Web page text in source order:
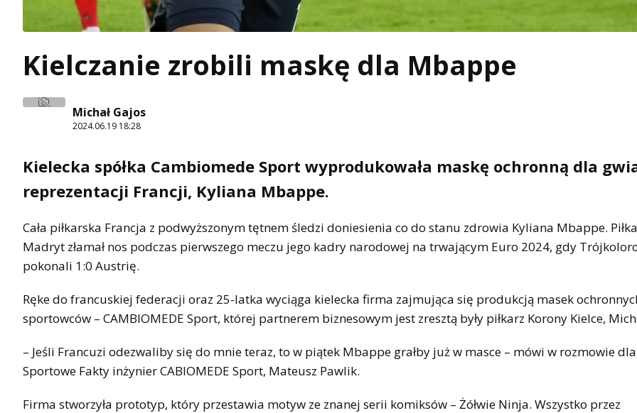
Kielczanie zrobili maskę dla Mbappe
Michał Gajos
2024.06.19 18:28
Kielecka spółka Cambiomede Sport wyprodukowała maskę ochronną dla
reprezentacji Francji, Kyliana Mbappe.
Cała piłkarska Francja z podwyższonym tętnem śledzi doniesienia co do stanu zdrowia Kyliana Mbappe.
Madryt złamał nos podczas pierwszego meczu jego kadry narodowej na trwającym Euro 2024, gdy
pokonali 1:0 Austrię.
Ręke do francuskiej federacji oraz 25-latka wyciąga kielecka firma zajmująca się produkcją masek
sportowców – CAMBIOMEDE Sport, której partnerem biznesowym jest zresztą były piłkarz Korony Kielce,
– Jeśli Francuzi odezwaliby się do mnie teraz, to w piątek Mbappe grałby już w masce – mówi w rozmowie dla
Sportowe Fakty inżynier CABIOMEDE Sport, Mateusz Pawlik.
Firma stworzyła prototyp, który przestawia motyw ze znanej serii komiksów – Żółwie Ninja. Wszystko przez